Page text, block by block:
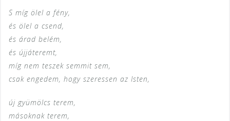
S míg ölel a fény,
és ölel a csend,
és árad belém,
és újjáteremt,
míg nem teszek semmit sem,
csak engedem, hogy szeressen az Isten,
új gyümölcs terem,
másoknak terem,